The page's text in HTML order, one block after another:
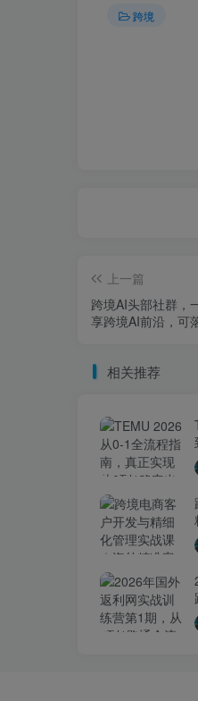
跨境
上一篇
跨境AI头部社群，
享跨境AI前沿，可
相关推荐